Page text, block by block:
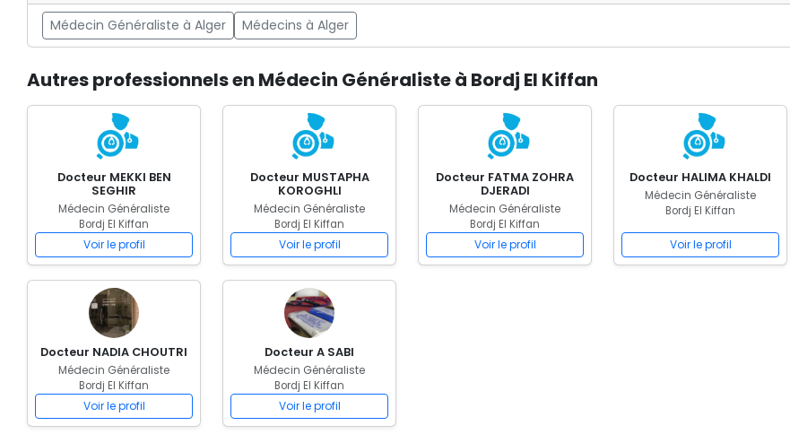
Médecin Généraliste à Alger Médecins à Alger
Autres professionnels en Médecin Généraliste à Bordj El Kiffan
Docteur MEKKI BEN
SEGHIR
Médecin Généraliste
Bordj El Kiffan
Voir le profil
Docteur MUSTAPHA
KOROGHLI
Médecin Généraliste
Bordj El Kiffan
Voir le profil
Docteur FATMA ZOHRA
DJERADI
Médecin Généraliste
Bordj El Kiffan
Voir le profil
Docteur HALIMA KHALDI
Médecin Généraliste
Bordj El Kiffan
Voir le profil
Docteur NADIA CHOUTRI
Médecin Généraliste
Bordj El Kiffan
Voir le profil
Docteur A SABI
Médecin Généraliste
Bordj El Kiffan
Voir le profil